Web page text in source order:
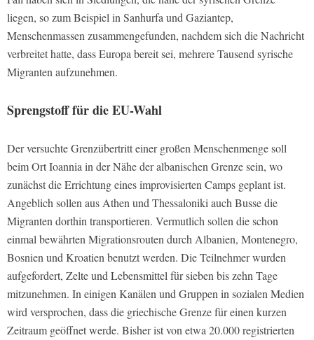
liegen, so zum Beispiel in Sanhurfa und Gaziantep,
Menschenmassen zusammengefunden, nachdem sich die Nachricht
verbreitet hatte, dass Europa bereit sei, mehrere Tausend syrische
Migranten aufzunehmen.
Sprengstoff für die EU-Wahl
Der versuchte Grenzübertritt einer großen Menschenmenge soll
beim Ort Ioannia in der Nähe der albanischen Grenze sein, wo
zunächst die Errichtung eines improvisierten Camps geplant ist.
Angeblich sollen aus Athen und Thessaloniki auch Busse die
Migranten dorthin transportieren. Vermutlich sollen die schon
einmal bewährten Migrationsrouten durch Albanien, Montenegro,
Bosnien und Kroatien benutzt werden. Die Teilnehmer wurden
aufgefordert, Zelte und Lebensmittel für sieben bis zehn Tage
mitzunehmen. In einigen Kanälen und Gruppen in sozialen Medien
wird versprochen, dass die griechische Grenze für einen kurzen
Zeitraum geöffnet werde. Bisher ist von etwa 20.000 registrierten